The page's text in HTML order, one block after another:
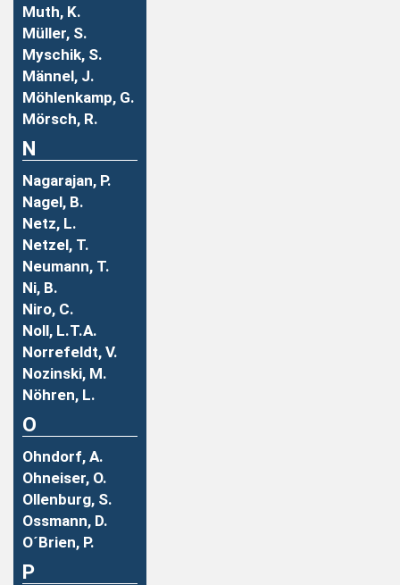
Muth, K.
Müller, S.
Myschik, S.
Männel, J.
Möhlenkamp, G.
Mörsch, R.
N
Nagarajan, P.
Nagel, B.
Netz, L.
Netzel, T.
Neumann, T.
Ni, B.
Niro, C.
Noll, L.T.A.
Norrefeldt, V.
Nozinski, M.
Nöhren, L.
O
Ohndorf, A.
Ohneiser, O.
Ollenburg, S.
Ossmann, D.
O´Brien, P.
P